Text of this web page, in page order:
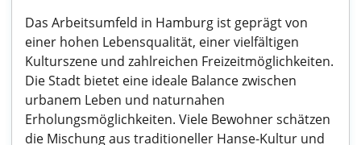
Das Arbeitsumfeld in Hamburg ist geprägt von
einer hohen Lebensqualität, einer vielfältigen
Kulturszene und zahlreichen Freizeitmöglichkeiten.
Die Stadt bietet eine ideale Balance zwischen
urbanem Leben und naturnahen
Erholungsmöglichkeiten. Viele Bewohner schätzen
die Mischung aus traditioneller Hanse-Kultur und